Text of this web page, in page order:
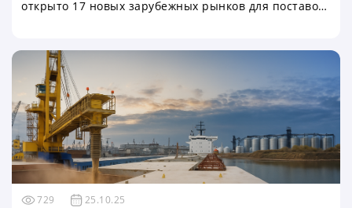
открыто 17 новых зарубежных рынков для поставок
вопросам безопасности пищевых продуктов и
защиты потребителей Сергей Ткачук
729 25.10.25